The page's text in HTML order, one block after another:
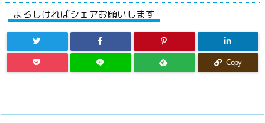
よろしければシェアお願いします
Copy